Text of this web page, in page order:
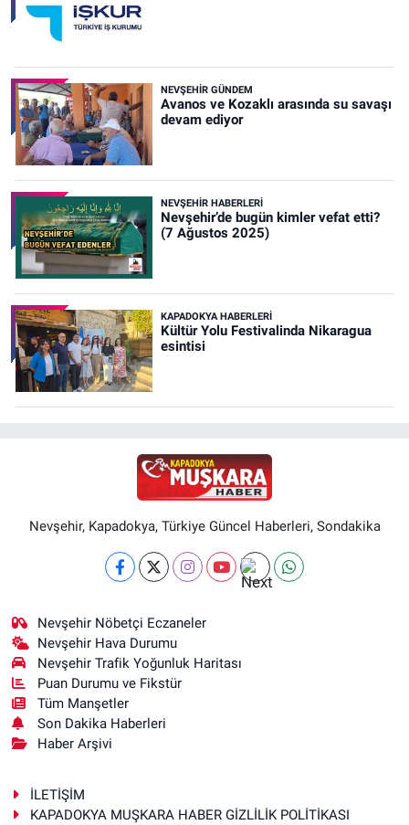
NEVŞEHIR GÜNDEM
Avanos ve Kozaklı arasında su savaşı
devam ediyor
NEVŞEHIR HABERLERI
Nevşehir’de bugün kimler vefat etti?
(7 Ağustos 2025)
KAPADOKYA HABERLERI
Kültür Yolu Festivalinda Nikaragua
esintisi
Nevşehir, Kapadokya, Türkiye Güncel Haberleri, Sondakika
Nevşehir Nöbetçi Eczaneler
Nevşehir Hava Durumu
Nevşehir Trafik Yoğunluk Haritası
Puan Durumu ve Fikstür
Tüm Manşetler
Son Dakika Haberleri
Haber Arşivi
İLETİŞİM
KAPADOKYA MUŞKARA HABER GİZLİLİK POLİTİKASI